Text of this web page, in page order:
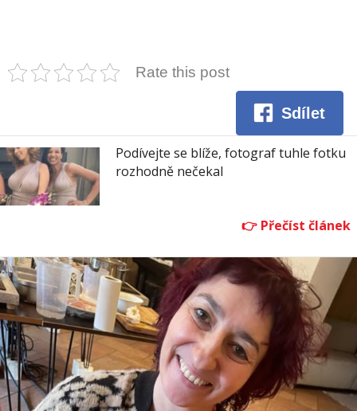
Rate this post
Sdílet
Podívejte se blíže, fotograf tuhle fotku
rozhodně nečekal